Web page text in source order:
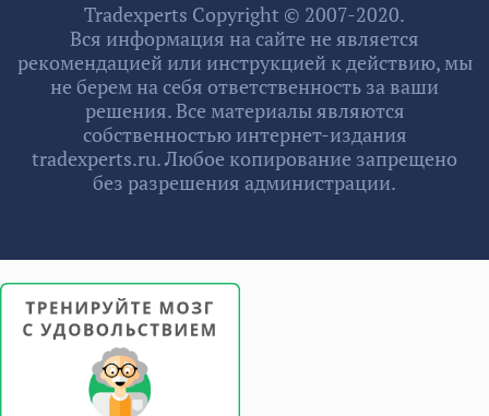
Tradexperts Copyright © 2007-2020.
Вся информация на сайте не является
рекомендацией или инструкцией к действию, мы
не берем на себя ответственность за ваши
решения. Все материалы являются
собственностью интернет-издания
tradexperts.ru. Любое копирование запрещено
без разрешения администрации.